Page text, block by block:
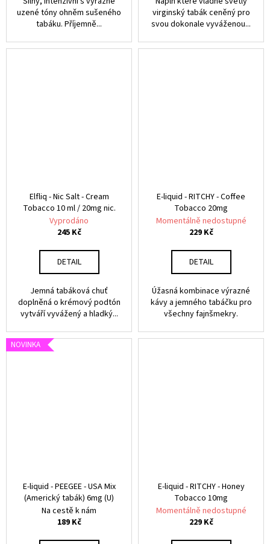
uzené tóny ohněm sušeného
tabáku. Příjemně...
virginský tabák ceněný pro
svou dokonale vyváženou...
Elfliq - Nic Salt - Cream
Tobacco 10 ml / 20mg nic.
Vyprodáno
245 Kč
DETAIL
Jemná tabáková chuť
doplněná o krémový podtón
vytváří vyvážený a hladký...
E-liquid - RITCHY - Coffee
Tobacco 20mg
Momentálně nedostupné
229 Kč
DETAIL
Úžasná kombinace výrazné
kávy a jemného tabáčku pro
všechny fajnšmekry.
NOVINKA
E-liquid - PEEGEE - USA Mix
(Americký tabák) 6mg (U)
Na cestě k nám
189 Kč
E-liquid - RITCHY - Honey
Tobacco 10mg
Momentálně nedostupné
229 Kč